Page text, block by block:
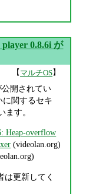
0.8.6i が
【 マルチOS】
公開されてい
に関するセキ
ます。
Heap-overflow
(videolan.org)
は更新してく